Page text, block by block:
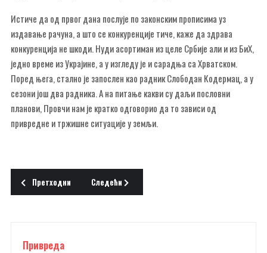
Истиче да од првог дана послује по законским прописима уз
издавање рачуна, а што се конкуренције тиче, каже да здрава
конкуренција не шкоди. Нуди асортиман из целе Србије али и из БиХ,
једно време из Украјине, а у изгледу је и сарадња са Хрватском.
Поред њега, стално је запослен као радник Слободан Кодермац, а у
сезони још два радника. А на питање какви су даљи пословни
планови, Провчи нам је кратко одговорио да то зависи од
привредне и тржишне ситуације у земљи.
Претходни чланак: ЗГРАДА У КАДИ
Претходни Следећи чланак: ВОЗИЛА ПОД КРОВОМ
Следећи
Привреда